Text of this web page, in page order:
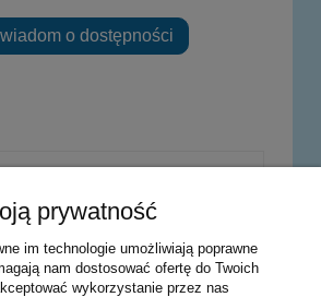
o dostępności
prywatność
im technologie umożliwiają poprawne
nam dostosować ofertę do Twoich
wykorzystanie przez nas